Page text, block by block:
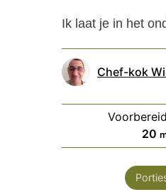
Ik laat je in het
Chef-kok
20